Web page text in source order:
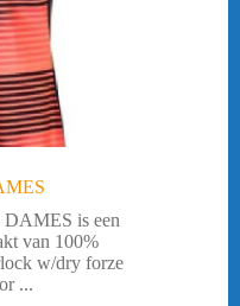
is een
van 100%
w/dry forze
...